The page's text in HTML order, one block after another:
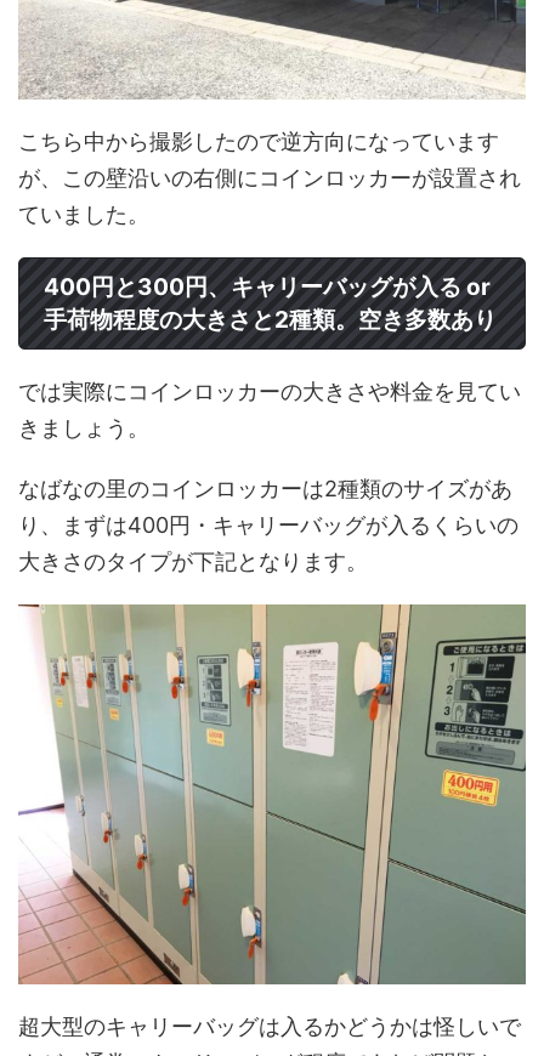
こちら中から撮影したので逆方向になっています
が、この壁沿いの右側にコインロッカーが設置され
ていました。
400円と300円、キャリーバッグが入る or
手荷物程度の大きさと2種類。空き多数あり
では実際にコインロッカーの大きさや料金を見てい
きましょう。
なばなの里のコインロッカーは2種類のサイズがあ
り、まずは400円・キャリーバッグが入るくらいの
大きさのタイプが下記となります。
超大型のキャリーバッグは入るかどうかは怪しいで